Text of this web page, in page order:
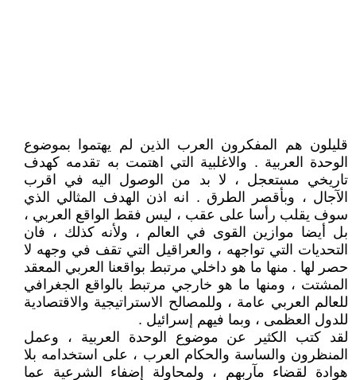
قليلون هم المفكرون العرب الذين لم يهتموا بموضوع
الوحدة العربية . والاغلبية التي اهتمت به تقدمه كهدف
تاريخي مستعجل ، لا بد من الوصول اليه في اقرب
الآجال ، وبأقصر الطرق . انه اذن الهدف المثالي الذي
سوف يقلب رأسا على عقب ، ليس فقط الواقع العربي ،
بل أيضا موازين القوى في العالم ، ولأنه كذلك ، فان
التحديات التي تواجهه ، والعراقيل التي تقف في وجهه لا
حصر لها . منها ما هو داخلي مرتبط بواقعنا العربي المعقد
المشتت ، ومنها ما هو خارجي مرتبط بالواقع الجغرافي
للعالم العربي عامة ، وللمصالح الاستراتيجية والاقتصادية
للدول العظمى ، وبما فيهم إسرائيل .
لقد كتب الكثير عن موضوع الوحدة العربية ، وعمل
المنظرون والساسة والحكام العرب ، على استخدامه بلا
هوادة لقضاء مآربهم ، ولمحاولة إضفاء الشرعية عما